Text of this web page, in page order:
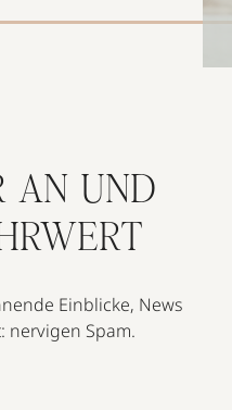
AN UND
Einblicke, News
nervigen Spam.